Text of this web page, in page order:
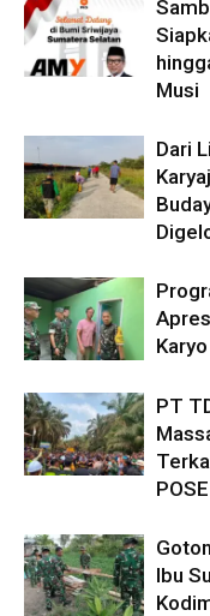
Musi
Dari
PT
Ibu